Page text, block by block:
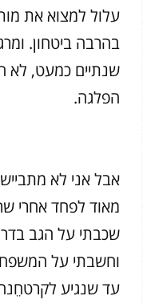
עלול למצוא את
בהרבה ביטחון.
שנתיים כמעט, לא
הפלגה.
אבל אני לא
מאוד לפחד אחרי
שכבתי על הגב
וחשבתי על
עד שנגיע